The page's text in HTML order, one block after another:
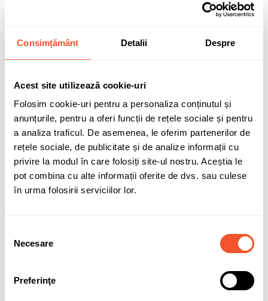
Consimțământ Detalii Despre
Acest site utilizează cookie-uri
Folosim cookie-uri pentru a personaliza conținutul și
anunțurile, pentru a oferi funcții de rețele sociale și pentru
a analiza traficul. De asemenea, le oferim partenerilor de
rețele sociale, de publicitate și de analize informații cu
privire la modul în care folosiți site-ul nostru. Aceștia le
pot combina cu alte informații oferite de dvs. sau culese
în urma folosirii serviciilor lor.
consimțământului
Necesare
Preferinţe
Adaugă în coș
0 buc disponibile pentru comandă
Sunt de acord cu politica de confidentialitate a datelor cu
caracter personal.